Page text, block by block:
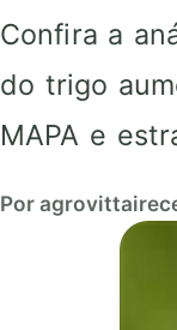
Confira a
do trigo
MAPA e
Por